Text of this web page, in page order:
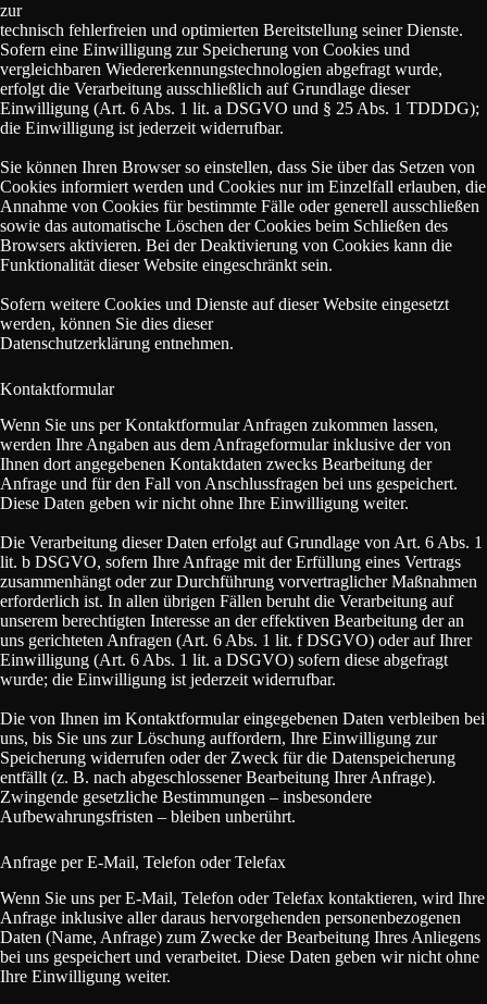
zur
technisch fehlerfreien und optimierten Bereitstellung seiner Dienste.
Sofern eine Einwilligung zur Speicherung von Cookies und
vergleichbaren Wiedererkennungstechnologien abgefragt wurde,
erfolgt die Verarbeitung ausschließlich auf Grundlage dieser
Einwilligung (Art. 6 Abs. 1 lit. a DSGVO und § 25 Abs. 1 TDDDG);
die Einwilligung ist jederzeit widerrufbar.
Sie können Ihren Browser so einstellen, dass Sie über das Setzen von
Cookies informiert werden und Cookies nur im Einzelfall erlauben, die
Annahme von Cookies für bestimmte Fälle oder generell ausschließen
sowie das automatische Löschen der Cookies beim Schließen des
Browsers aktivieren. Bei der Deaktivierung von Cookies kann die
Funktionalität dieser Website eingeschränkt sein.
Sofern weitere Cookies und Dienste auf dieser Website eingesetzt
werden, können Sie dies dieser
Datenschutzerklärung entnehmen.
Kontaktformular
Wenn Sie uns per Kontaktformular Anfragen zukommen lassen,
werden Ihre Angaben aus dem Anfrageformular inklusive der von
Ihnen dort angegebenen Kontaktdaten zwecks Bearbeitung der
Anfrage und für den Fall von Anschlussfragen bei uns gespeichert.
Diese Daten geben wir nicht ohne Ihre Einwilligung weiter.
Die Verarbeitung dieser Daten erfolgt auf Grundlage von Art. 6 Abs. 1
lit. b DSGVO, sofern Ihre Anfrage mit der Erfüllung eines Vertrags
zusammenhängt oder zur Durchführung vorvertraglicher Maßnahmen
erforderlich ist. In allen übrigen Fällen beruht die Verarbeitung auf
unserem berechtigten Interesse an der effektiven Bearbeitung der an
uns gerichteten Anfragen (Art. 6 Abs. 1 lit. f DSGVO) oder auf Ihrer
Einwilligung (Art. 6 Abs. 1 lit. a DSGVO) sofern diese abgefragt
wurde; die Einwilligung ist jederzeit widerrufbar.
Die von Ihnen im Kontaktformular eingegebenen Daten verbleiben bei
uns, bis Sie uns zur Löschung auffordern, Ihre Einwilligung zur
Speicherung widerrufen oder der Zweck für die Datenspeicherung
entfällt (z. B. nach abgeschlossener Bearbeitung Ihrer Anfrage).
Zwingende gesetzliche Bestimmungen – insbesondere
Aufbewahrungsfristen – bleiben unberührt.
Anfrage per E-Mail, Telefon oder Telefax
Wenn Sie uns per E-Mail, Telefon oder Telefax kontaktieren, wird Ihre
Anfrage inklusive aller daraus hervorgehenden personenbezogenen
Daten (Name, Anfrage) zum Zwecke der Bearbeitung Ihres Anliegens
bei uns gespeichert und verarbeitet. Diese Daten geben wir nicht ohne
Ihre Einwilligung weiter.